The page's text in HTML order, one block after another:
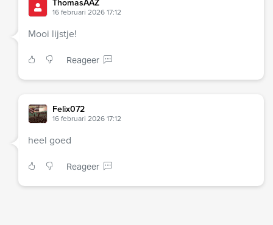
ThomasAAZ
16 februari 2026 17:12
Mooi lijstje!
Reageer
Felix072
16 februari 2026 17:12
heel goed
Reageer